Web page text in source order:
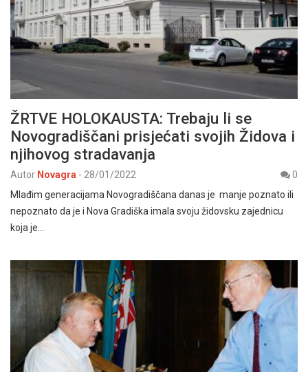
ŽRTVE HOLOKAUSTA: Trebaju li se
Novogradiščani prisjećati svojih Židova i
njihovog stradavanja
Autor Novagra - 28/01/2022
0
Mlađim generacijama Novogradiščana danas je manje poznato ili
nepoznato da je i Nova Gradiška imala svoju židovsku zajednicu
koja je…